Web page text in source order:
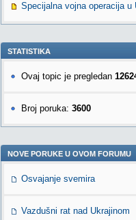
Specijalna vojna operacija u
STATISTIKA
Ovaj topic je pregledan
Broj poruka: 3600
NOVE PORUKE U OVOM FORUMU
Osvajanje svemira
Vazdušni rat nad Ukrajinom